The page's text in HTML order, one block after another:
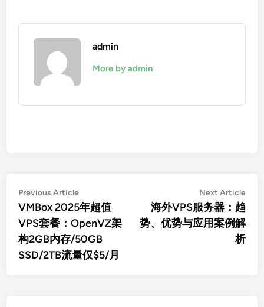
admin
More by admin
文
章
导
航
Previous ArticlePrevious
article:
VMBox 2025年超值
VPS套餐：OpenVZ架
构2GB内存/50GB
SSD/2TB流量仅$5/月
Next Article
海外VPS服务器：趋
势、优势与应用案例解
析